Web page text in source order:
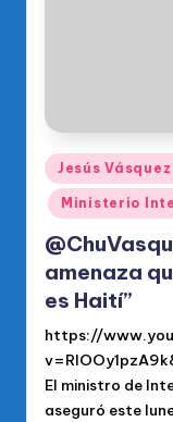
Publicado
en
Jesús
Ministerio
amenaza
es Haití”
https://
El ministro de
aseguró este